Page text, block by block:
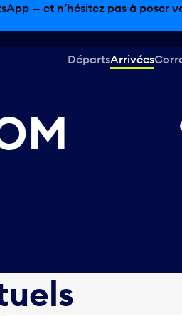
hors taxes, offres
DépartsArrivées